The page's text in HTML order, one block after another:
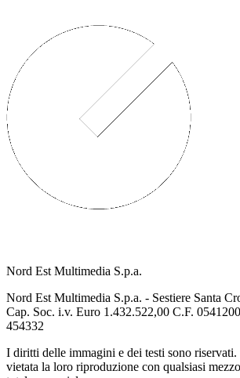
Nord Est Multimedia S.p.a.
Nord Est Multimedia S.p.a. - Sestiere Santa
Cap. Soc. i.v. Euro 1.432.522,00 C.F.
454332
I diritti delle immagini e dei testi sono riservati.
vietata la loro riproduzione con qualsiasi